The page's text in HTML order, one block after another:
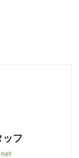
ッフ